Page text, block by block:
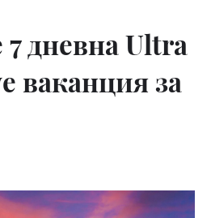
дневна Ultra
ваканция за